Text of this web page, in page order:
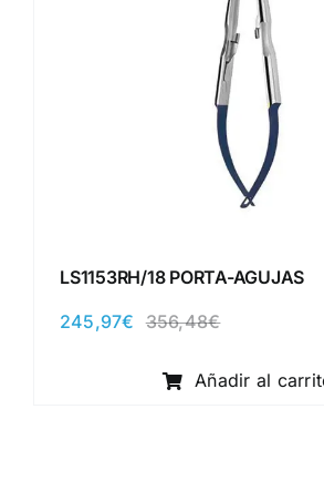
LS1153RH/18 PORTA-AGUJAS
356,48€El
original
era:
245,97€
El
actual
es:
Añadir al